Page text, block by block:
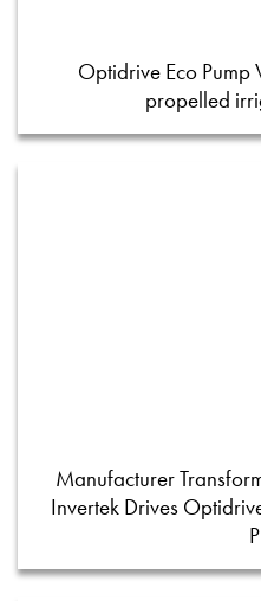
Optidrive Eco Pump
propelled
Manufacturer
Invertek Drives